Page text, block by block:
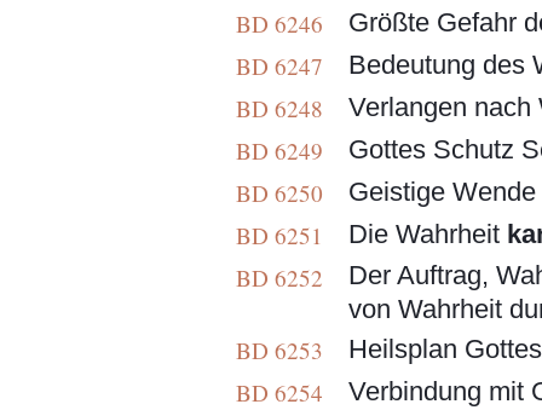
BD 6246
Größte Gefahr
BD 6247
Bedeutung des
BD 6248
Verlangen nach
BD 6249
Gottes Schutz
BD 6250
Geistige
BD 6251
Die Wahrheit
BD 6252
Der Auftrag,
von Wahrheit
BD 6253
Heilsplan
BD 6254
Verbindung mit